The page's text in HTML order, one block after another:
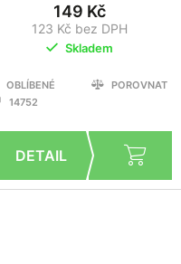
149 Kč
123 Kč bez DPH
Skladem
OBLÍBENÉ
POROVNAT
14752